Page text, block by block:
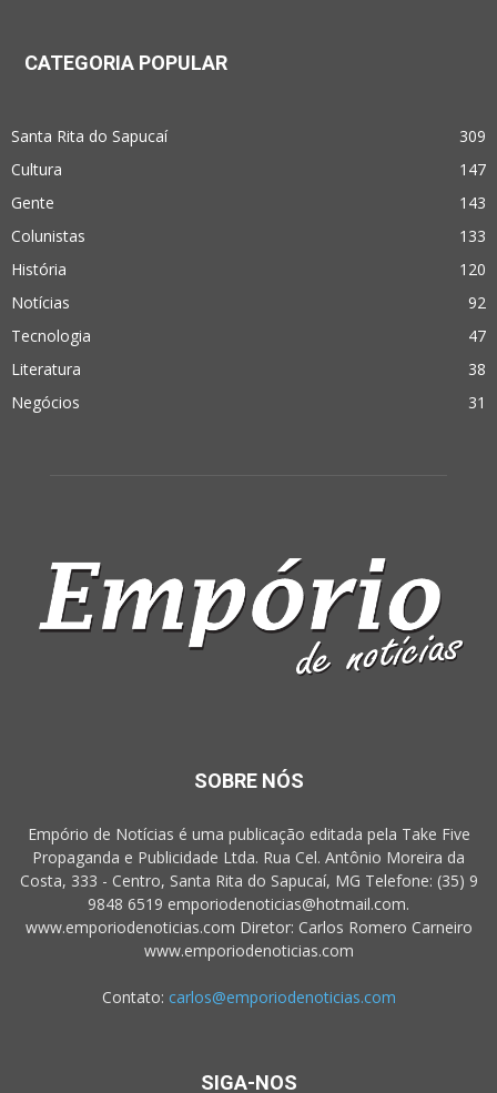
CATEGORIA POPULAR
Santa Rita do Sapucaí
309
Cultura
147
Gente
143
Colunistas
133
História
120
Notícias
92
Tecnologia
47
Literatura
38
Negócios
31
SOBRE NÓS
Empório de Notícias é uma publicação editada pela Take Five
Propaganda e Publicidade Ltda. Rua Cel. Antônio Moreira da
Costa, 333 - Centro, Santa Rita do Sapucaí, MG Telefone: (35) 9
9848 6519 emporiodenoticias@hotmail.com.
www.emporiodenoticias.com Diretor: Carlos Romero Carneiro
www.emporiodenoticias.com
Contato: carlos@emporiodenoticias.com
SIGA-NOS